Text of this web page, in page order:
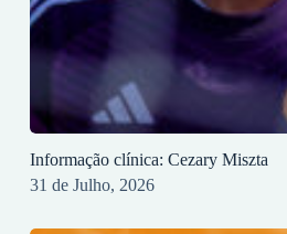
Informação clínica: Cezary Miszta
31 de Julho, 2026